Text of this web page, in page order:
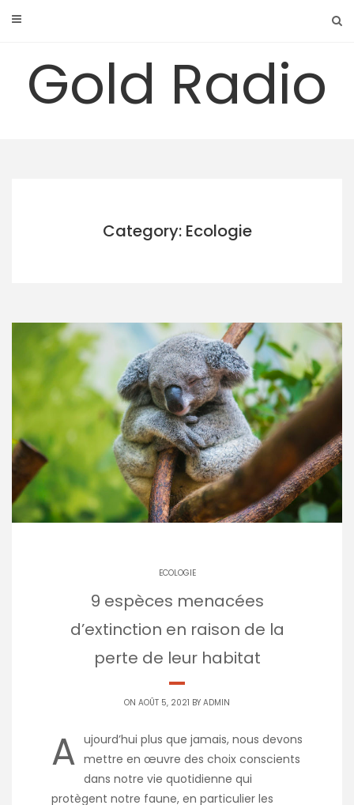
Gold Radio
Category: Ecologie
ECOLOGIE
9 espèces menacées
d’extinction en raison de la
perte de leur habitat
ON AOÛT 5, 2021 BY ADMIN
A ujourd’hui plus que jamais, nous devons
mettre en œuvre des choix conscients
dans notre vie quotidienne qui
protègent notre faune, en particulier les